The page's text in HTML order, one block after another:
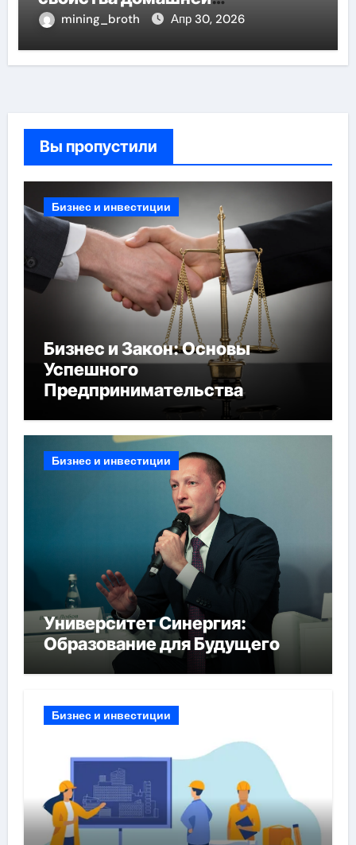
экосистемы при воздействии
mining_broth Апр 30, 2026
Вы пропустили
Бизнес и инвестиции
Бизнес и Закон: Основы
Успешного
Предпринимательства
Бизнес и инвестиции
Университет Синергия:
Образование для Будущего
Бизнес и инвестиции